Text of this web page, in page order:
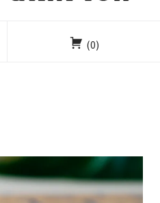
(0)